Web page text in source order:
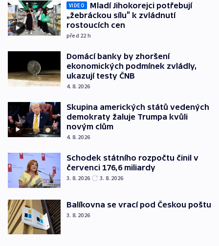
VIDEO
Mladí Jihokorejci potřebují
„žebráckou sílu“ k zvládnutí
rostoucích cen
před 22 h
Domácí banky by zhoršení
ekonomických podmínek zvládly,
ukazují testy ČNB
4. 8. 2026
Skupina amerických států vedených
demokraty žaluje Trumpa kvůli
novým clům
4. 8. 2026
Schodek státního rozpočtu činil v
červenci 176,6 miliardy
3. 8. 2026 3. 8. 2026
Balíkovna se vrací pod Českou poštu
3. 8. 2026